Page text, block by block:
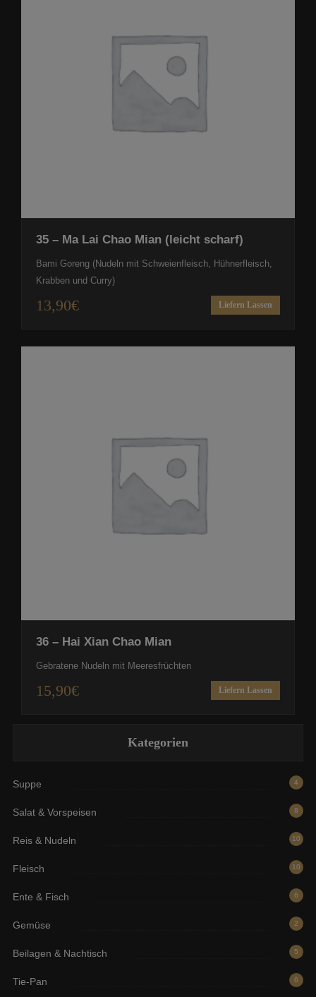
35 – Ma Lai Chao Mian (leicht scharf)
Bami Goreng (Nudeln mit Schweienfleisch, Hühnerfleisch,
Krabben und Curry)
13,90€ Liefern Lassen
36 – Hai Xian Chao Mian
Gebratene Nudeln mit Meeresfrüchten
15,90€ Liefern Lassen
Kategorien
Suppe 4
Salat & Vorspeisen 8
Reis & Nudeln 10
Fleisch 10
Ente & Fisch 6
Gemüse 2
Beilagen & Nachtisch 5
Tie-Pan 6